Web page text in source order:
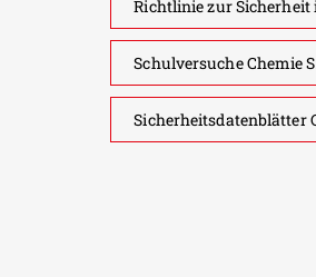
Richtlinie zur Sicherheit
Schulversuche Chemie
Sicherheitsdatenblätter